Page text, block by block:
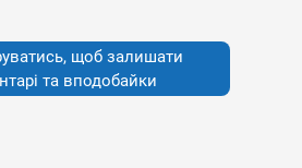
щоб залишати
та вподобайки